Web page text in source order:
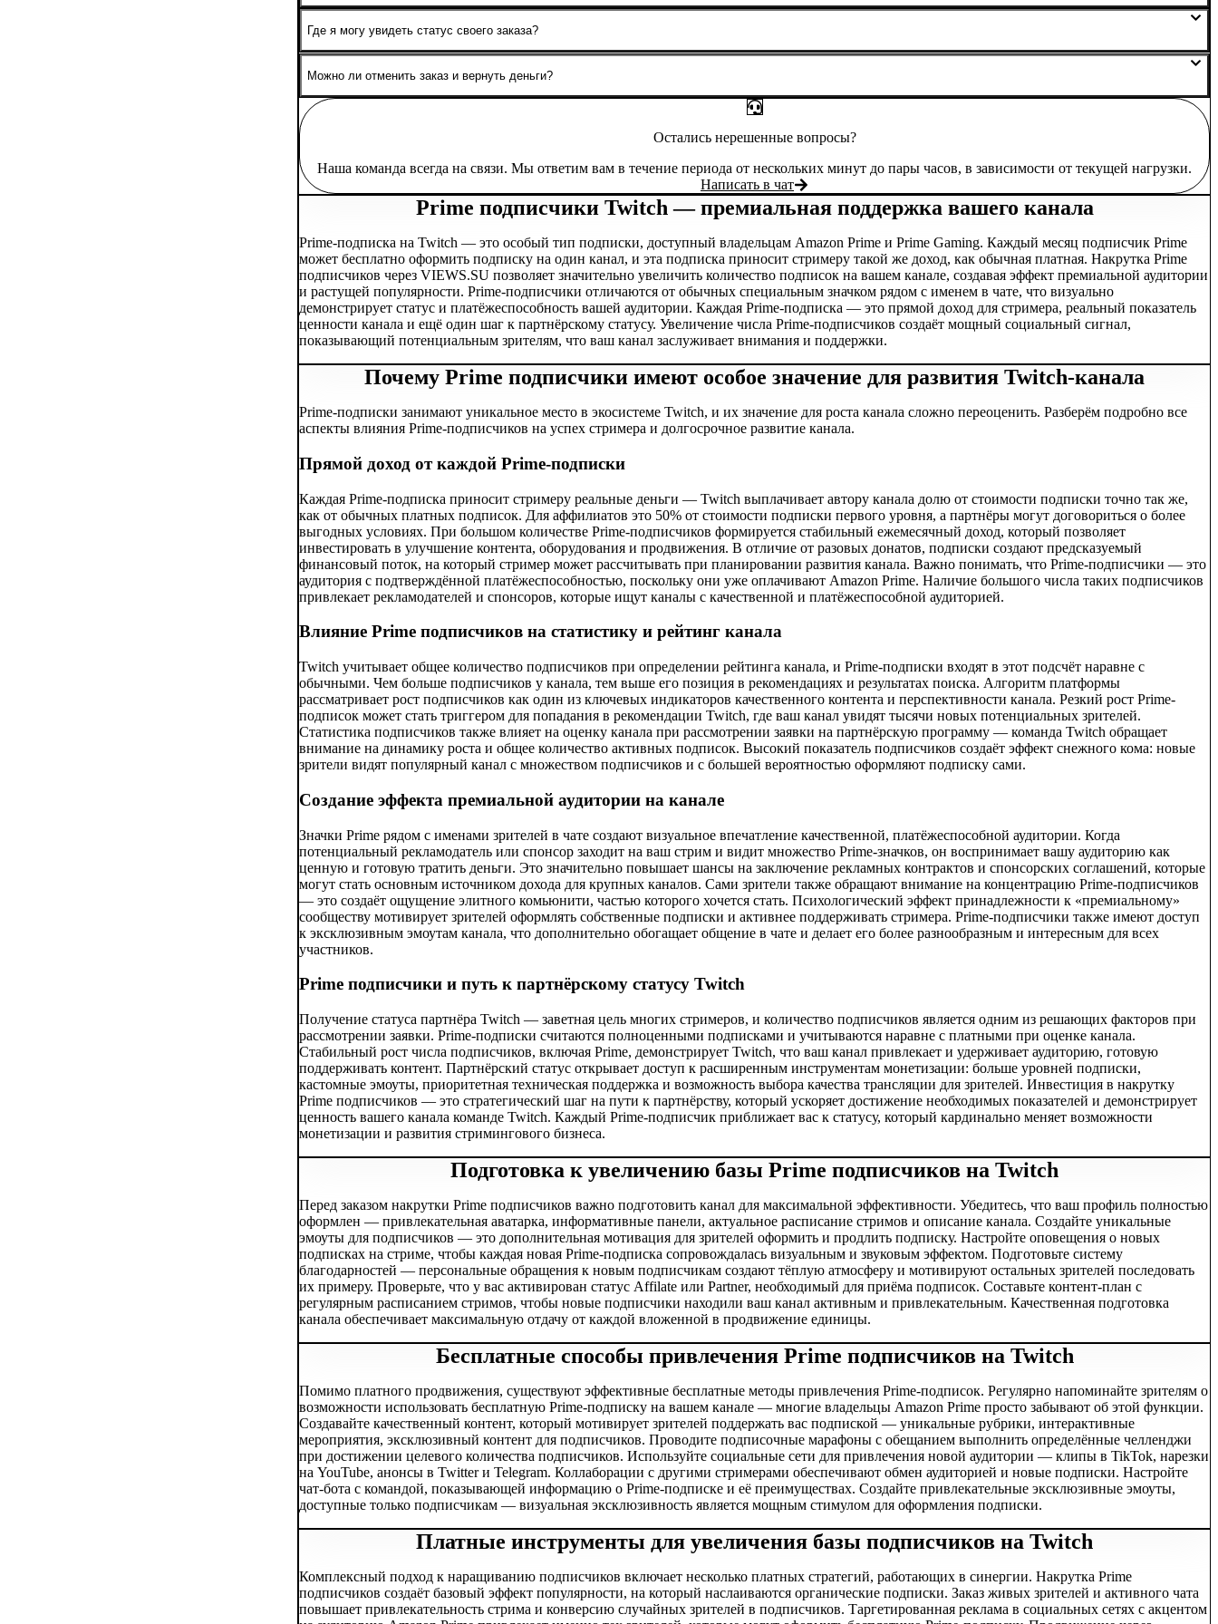
Да, вы можете получить 50 рублей на баланс за отзыв о сервисе. Обратитесь в поддержку для уточнения деталей.
Где я могу увидеть статус своего заказа?
Статус заказа отображается в личном кабинете на сайте. Там можно отслеживать ход выполнения в реальном времени.
Можно ли отменить заказ и вернуть деньги?
Нет, после оформления заказ уже в работе. Более того, по данной услуге не принимаются претензии по качеству и скорости выполнения, так как
она тестовая.
Остались нерешенные вопросы?
Наша команда всегда на связи. Мы ответим вам в течение периода от нескольких минут до пары часов, в зависимости от текущей нагрузки.
Написать в чат
Prime подписчики Twitch — премиальная поддержка вашего канала
Prime-подписка на Twitch — это особый тип подписки, доступный владельцам Amazon Prime и Prime Gaming. Каждый месяц подписчик Prime
может бесплатно оформить подписку на один канал, и эта подписка приносит стримеру такой же доход, как обычная платная. Накрутка Prime
подписчиков через VIEWS.SU позволяет значительно увеличить количество подписок на вашем канале, создавая эффект премиальной аудитории
и растущей популярности. Prime-подписчики отличаются от обычных специальным значком рядом с именем в чате, что визуально
демонстрирует статус и платёжеспособность вашей аудитории. Каждая Prime-подписка — это прямой доход для стримера, реальный показатель
ценности канала и ещё один шаг к партнёрскому статусу. Увеличение числа Prime-подписчиков создаёт мощный социальный сигнал,
показывающий потенциальным зрителям, что ваш канал заслуживает внимания и поддержки.
Почему Prime подписчики имеют особое значение для развития Twitch-канала
Prime-подписки занимают уникальное место в экосистеме Twitch, и их значение для роста канала сложно переоценить. Разберём подробно все
аспекты влияния Prime-подписчиков на успех стримера и долгосрочное развитие канала.
Прямой доход от каждой Prime-подписки
Каждая Prime-подписка приносит стримеру реальные деньги — Twitch выплачивает автору канала долю от стоимости подписки точно так же,
как от обычных платных подписок. Для аффилиатов это 50% от стоимости подписки первого уровня, а партнёры могут договориться о более
выгодных условиях. При большом количестве Prime-подписчиков формируется стабильный ежемесячный доход, который позволяет
инвестировать в улучшение контента, оборудования и продвижения. В отличие от разовых донатов, подписки создают предсказуемый
финансовый поток, на который стример может рассчитывать при планировании развития канала. Важно понимать, что Prime-подписчики — это
аудитория с подтверждённой платёжеспособностью, поскольку они уже оплачивают Amazon Prime. Наличие большого числа таких подписчиков
привлекает рекламодателей и спонсоров, которые ищут каналы с качественной и платёжеспособной аудиторией.
Влияние Prime подписчиков на статистику и рейтинг канала
Twitch учитывает общее количество подписчиков при определении рейтинга канала, и Prime-подписки входят в этот подсчёт наравне с
обычными. Чем больше подписчиков у канала, тем выше его позиция в рекомендациях и результатах поиска. Алгоритм платформы
рассматривает рост подписчиков как один из ключевых индикаторов качественного контента и перспективности канала. Резкий рост Prime-
подписок может стать триггером для попадания в рекомендации Twitch, где ваш канал увидят тысячи новых потенциальных зрителей.
Статистика подписчиков также влияет на оценку канала при рассмотрении заявки на партнёрскую программу — команда Twitch обращает
внимание на динамику роста и общее количество активных подписок. Высокий показатель подписчиков создаёт эффект снежного кома: новые
зрители видят популярный канал с множеством подписчиков и с большей вероятностью оформляют подписку сами.
Создание эффекта премиальной аудитории на канале
Значки Prime рядом с именами зрителей в чате создают визуальное впечатление качественной, платёжеспособной аудитории. Когда
потенциальный рекламодатель или спонсор заходит на ваш стрим и видит множество Prime-значков, он воспринимает вашу аудиторию как
ценную и готовую тратить деньги. Это значительно повышает шансы на заключение рекламных контрактов и спонсорских соглашений, которые
могут стать основным источником дохода для крупных каналов. Сами зрители также обращают внимание на концентрацию Prime-подписчиков
— это создаёт ощущение элитного комьюнити, частью которого хочется стать. Психологический эффект принадлежности к «премиальному»
сообществу мотивирует зрителей оформлять собственные подписки и активнее поддерживать стримера. Prime-подписчики также имеют доступ
к эксклюзивным эмоутам канала, что дополнительно обогащает общение в чате и делает его более разнообразным и интересным для всех
участников.
Prime подписчики и путь к партнёрскому статусу Twitch
Получение статуса партнёра Twitch — заветная цель многих стримеров, и количество подписчиков является одним из решающих факторов при
рассмотрении заявки. Prime-подписки считаются полноценными подписками и учитываются наравне с платными при оценке канала.
Стабильный рост числа подписчиков, включая Prime, демонстрирует Twitch, что ваш канал привлекает и удерживает аудиторию, готовую
поддерживать контент. Партнёрский статус открывает доступ к расширенным инструментам монетизации: больше уровней подписки,
кастомные эмоуты, приоритетная техническая поддержка и возможность выбора качества трансляции для зрителей. Инвестиция в накрутку
Prime подписчиков — это стратегический шаг на пути к партнёрству, который ускоряет достижение необходимых показателей и демонстрирует
ценность вашего канала команде Twitch. Каждый Prime-подписчик приближает вас к статусу, который кардинально меняет возможности
монетизации и развития стримингового бизнеса.
Подготовка к увеличению базы Prime подписчиков на Twitch
Перед заказом накрутки Prime подписчиков важно подготовить канал для максимальной эффективности. Убедитесь, что ваш профиль полностью
оформлен — привлекательная аватарка, информативные панели, актуальное расписание стримов и описание канала. Создайте уникальные
эмоуты для подписчиков — это дополнительная мотивация для зрителей оформить и продлить подписку. Настройте оповещения о новых
подписках на стриме, чтобы каждая новая Prime-подписка сопровождалась визуальным и звуковым эффектом. Подготовьте систему
благодарностей — персональные обращения к новым подписчикам создают тёплую атмосферу и мотивируют остальных зрителей последовать
их примеру. Проверьте, что у вас активирован статус Affilate или Partner, необходимый для приёма подписок. Составьте контент-план с
регулярным расписанием стримов, чтобы новые подписчики находили ваш канал активным и привлекательным. Качественная подготовка
канала обеспечивает максимальную отдачу от каждой вложенной в продвижение единицы.
Бесплатные способы привлечения Prime подписчиков на Twitch
Помимо платного продвижения, существуют эффективные бесплатные методы привлечения Prime-подписок. Регулярно напоминайте зрителям о
возможности использовать бесплатную Prime-подписку на вашем канале — многие владельцы Amazon Prime просто забывают об этой функции.
Создавайте качественный контент, который мотивирует зрителей поддержать вас подпиской — уникальные рубрики, интерактивные
мероприятия, эксклюзивный контент для подписчиков. Проводите подписочные марафоны с обещанием выполнить определённые челленджи
при достижении целевого количества подписчиков. Используйте социальные сети для привлечения новой аудитории — клипы в TikTok, нарезки
на YouTube, анонсы в Twitter и Telegram. Коллаборации с другими стримерами обеспечивают обмен аудиторией и новые подписки. Настройте
чат-бота с командой, показывающей информацию о Prime-подписке и её преимуществах. Создайте привлекательные эксклюзивные эмоуты,
доступные только подписчикам — визуальная эксклюзивность является мощным стимулом для оформления подписки.
Платные инструменты для увеличения базы подписчиков на Twitch
Комплексный подход к наращиванию подписчиков включает несколько платных стратегий, работающих в синергии. Накрутка Prime
подписчиков создаёт базовый эффект популярности, на который наслаиваются органические подписки. Заказ живых зрителей и активного чата
повышает привлекательность стрима и конверсию случайных зрителей в подписчиков. Таргетированная реклама в социальных сетях с акцентом